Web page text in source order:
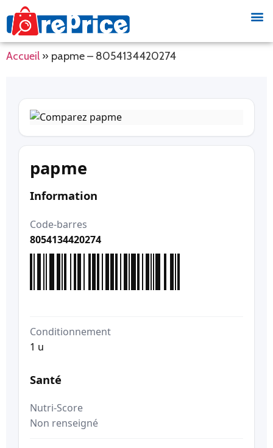
Accueil » papme – 8054134420274
papme
Information
Code-barres
8054134420274
Conditionnement
1 u
Santé
Nutri-Score
Non renseigné